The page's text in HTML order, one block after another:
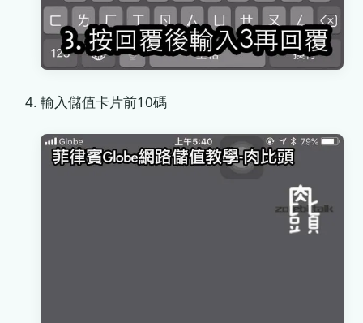
輸入儲值卡片前10碼